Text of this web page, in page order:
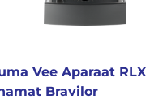
Vee Aparaat RLX
Bravilor